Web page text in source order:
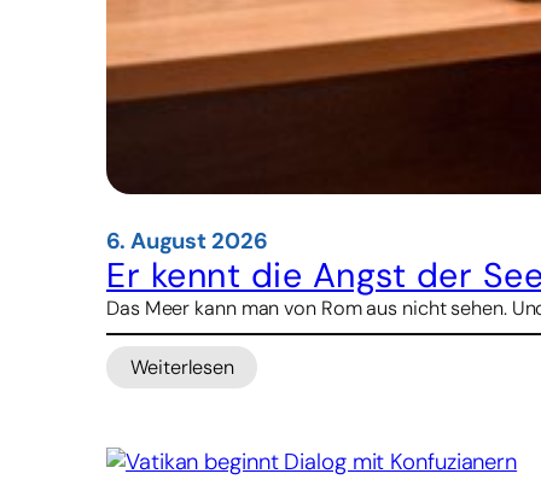
6. August 2026
Er kennt die Angst der
Das Meer kann man von Rom aus nicht sehen.
Weiterlesen
:
die